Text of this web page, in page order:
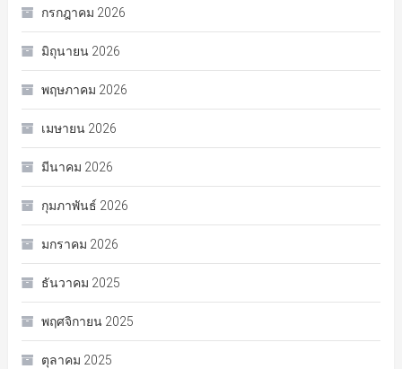
กรกฎาคม 2026
มิถุนายน 2026
พฤษภาคม 2026
เมษายน 2026
มีนาคม 2026
กุมภาพันธ์ 2026
มกราคม 2026
ธันวาคม 2025
พฤศจิกายน 2025
ตุลาคม 2025